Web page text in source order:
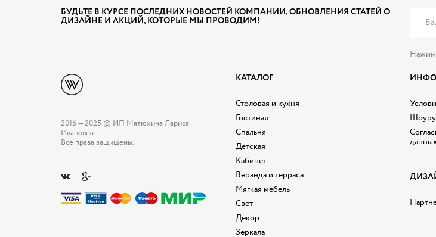
БУДЬТЕ В КУРСЕ ПОСЛЕДНИХ НОВОСТЕЙ КОМПАНИИ, ОБНОВЛЕНИЯ СТАТЕЙ О
ДИЗАЙНЕ И АКЦИЙ, КОТОРЫЕ МЫ ПРОВОДИМ!
2016 — 2025 © ИП Матюхина Лариса
Ивановна.
Все права защищены.
КАТАЛОГ
Столовая и кухня
Гостиная
Спальня
Детская
Кабинет
Веранда и терраса
Мягкая мебель
Свет
Декор
Зеркала